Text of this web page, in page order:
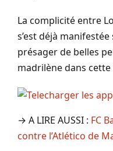
La complicité entre
s’est déjà
présager de belles
madrilène dans
→ A LIRE AUSSI : FC
contre l’Atlético de